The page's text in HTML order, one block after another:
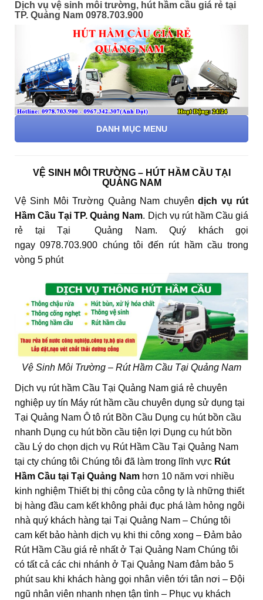
Dịch vụ vệ sinh môi trường, hút hầm cầu giá rẻ tại
TP. Quảng Nam 0978.703.900
DANH MỤC MENU
VỆ SINH MÔI TRƯỜNG – HÚT HẦM CẦU TẠI
QUẢNG NAM
Vệ Sinh Môi Trường Quảng Nam chuyêndịch vụ rút
Hầm Cầu Tại TP. Quảng Nam. Dịch vụ rút hầm Cầu giá
rẻ tại Tại Quảng Nam. Quý khách gọi
ngay 0978.703.900 chúng tôi đến rút hầm cầu trong
vòng 5 phút
Vệ Sinh Môi Trường – Rút Hầm Cầu Tại Quảng Nam
Dịch vụ rút hầm Cầu Tại Quảng Nam giá rẻ chuyên
nghiệp uy tín Máy rút hầm cầu chuyên dụng sử dụng tại
Tại Quảng Nam Ô tô rút Bồn Cầu Dụng cụ hút bồn cầu
nhanh Dụng cụ hút bồn cầu tiện lợi Dụng cụ hút bồn
cầu Lý do chọn dịch vụ Rút Hầm Cầu Tại Quảng Nam
tại cty chúng tôi Chúng tôi đã làm trong lĩnh vực Rút
Hầm Cầu tại Tại Quảng Nam hơn 10 năm vơi nhiều
kinh nghiệm Thiết bị thị công của công ty là những thiết
bị hàng đầu cam kết không phải đục phá làm hỏng ngôi
nhà quý khách hàng tại Tại Quảng Nam – Chúng tôi
cam kết bảo hành dịch vụ khi thi công xong – Đảm bảo
Rút Hầm Cầu giá rẻ nhất ở Tại Quảng Nam Chúng tôi
có tất cả các chi nhánh ở Tại Quảng Nam đảm bảo 5
phút sau khi khách hàng gọi nhân viên tới tân nơi – Đội
ngũ nhân viên nhanh nhẹn tận tình – Phục vụ khách